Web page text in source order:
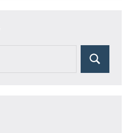
Поиск